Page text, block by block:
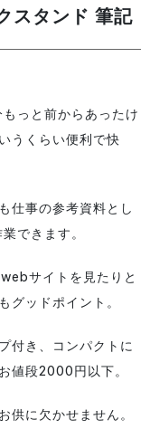
スタンド 筆記
っと前からあったけ
うくらい便利で快
仕事の参考資料とし
できます。
サイトを見たりと
グッドポイント。
付き、コンパクトに
値段2000円以下。
供に欠かせません。